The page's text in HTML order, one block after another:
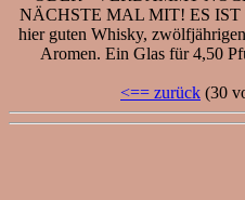
NÄCHSTE MAL MIT! ES IST
hier guten Whisky,
Aromen. Ein Glas für 4,50
<== zurück (30